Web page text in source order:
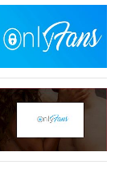
ומחקרים
דעות
רכילות
עסקית